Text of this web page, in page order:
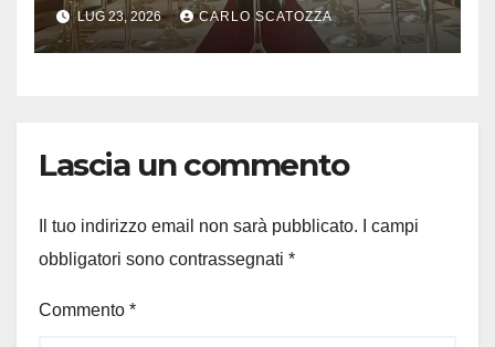
LUG 23, 2026 CARLO SCATOZZA
Lascia un commento
Il tuo indirizzo email non sarà pubblicato.
I campi
obbligatori sono contrassegnati *
Commento *